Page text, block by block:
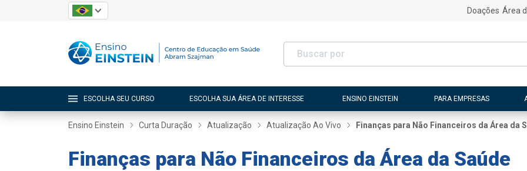
Doações Área
ESCOLHA SEU CURSO ESCOLHA SUA ÁREA DE INTERESSE ENSINO EINSTEIN PARA EMPRESAS
Ensino Einstein Curta Duração Atualização Atualização Ao Vivo Finanças para Não Financeiros da Área da
Finanças para Não Financeiros da Área da Saúde